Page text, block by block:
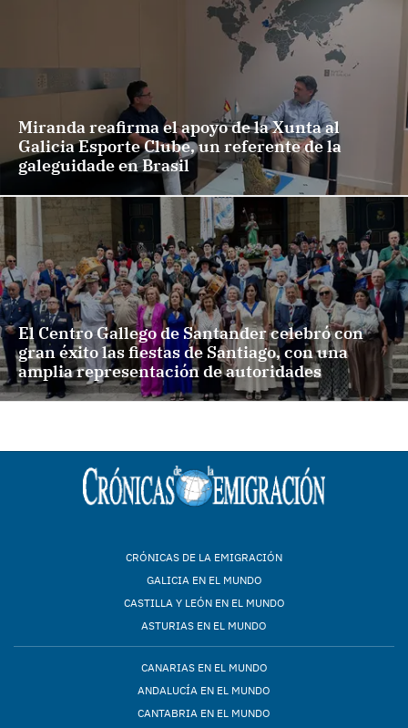
Miranda reafirma el apoyo de la Xunta al
Galicia Esporte Clube, un referente de la
galeguidade en Brasil
El Centro Gallego de Santander celebró con
gran éxito las fiestas de Santiago, con una
amplia representación de autoridades
CRÓNICAS DE LA EMIGRACIÓN
GALICIA EN EL MUNDO
CASTILLA Y LEÓN EN EL MUNDO
ASTURIAS EN EL MUNDO
CANARIAS EN EL MUNDO
ANDALUCÍA EN EL MUNDO
CANTABRIA EN EL MUNDO